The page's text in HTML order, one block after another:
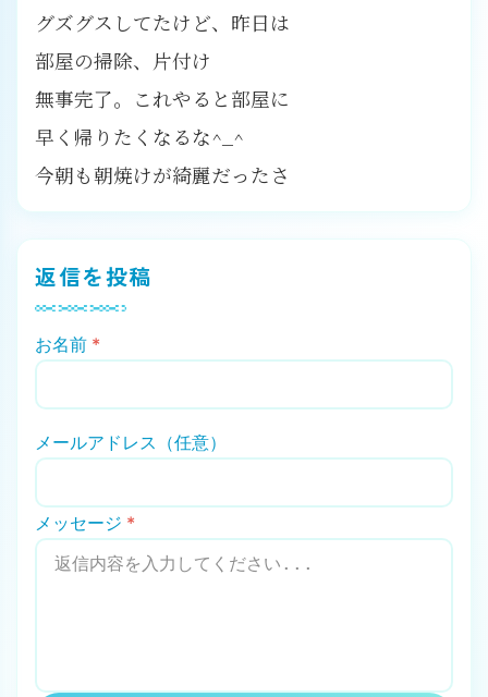
グズグスしてたけど、昨日は
部屋の掃除、片付け
無事完了。これやると部屋に
早く帰りたくなるな^_^
今朝も朝焼けが綺麗だったさ
返信を投稿
お名前 *
メールアドレス（任意）
メッセージ *